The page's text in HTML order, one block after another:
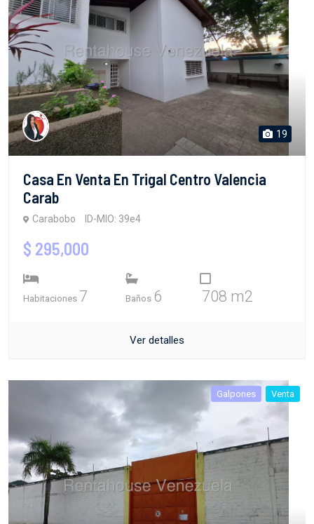
19
Casa En Venta En Trigal Centro Valencia
Carab
Carabobo ID-MIO: 39e4
$ 295,000
Habitaciones 7 Baños 6 708 m2
Ver detalles
Galpones Venta